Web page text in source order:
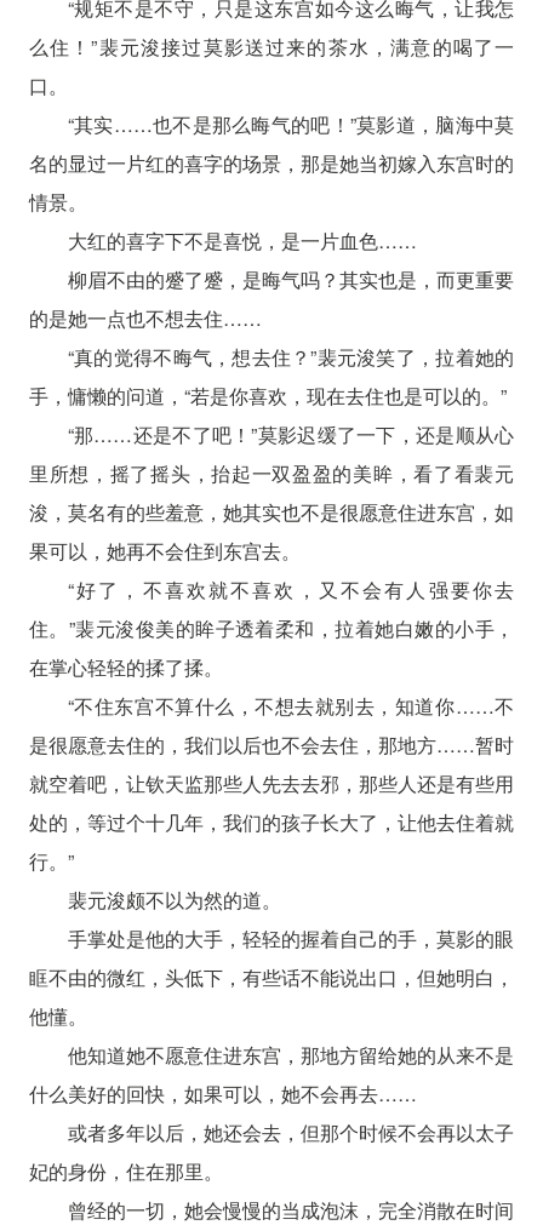
“规矩不是不守，只是这东宫如今这么晦气，让我怎
么住！”裴元浚接过莫影送过来的茶水，满意的喝了一
口。
“其实……也不是那么晦气的吧！”莫影道，脑海中莫
名的显过一片红的喜字的场景，那是她当初嫁入东宫时的
情景。
大红的喜字下不是喜悦，是一片血色……
柳眉不由的蹙了蹙，是晦气吗？其实也是，而更重要
的是她一点也不想去住……
“真的觉得不晦气，想去住？”裴元浚笑了，拉着她的
手，慵懒的问道，“若是你喜欢，现在去住也是可以的。”
“那……还是不了吧！”莫影迟缓了一下，还是顺从心
里所想，摇了摇头，抬起一双盈盈的美眸，看了看裴元
浚，莫名有的些羞意，她其实也不是很愿意住进东宫，如
果可以，她再不会住到东宫去。
“好了，不喜欢就不喜欢，又不会有人强要你去
住。”裴元浚俊美的眸子透着柔和，拉着她白嫩的小手，
在掌心轻轻的揉了揉。
“不住东宫不算什么，不想去就别去，知道你……不
是很愿意去住的，我们以后也不会去住，那地方……暂时
就空着吧，让钦天监那些人先去去邪，那些人还是有些用
处的，等过个十几年，我们的孩子长大了，让他去住着就
行。”
裴元浚颇不以为然的道。
手掌处是他的大手，轻轻的握着自己的手，莫影的眼
眶不由的微红，头低下，有些话不能说出口，但她明白，
他懂。
他知道她不愿意住进东宫，那地方留给她的从来不是
什么美好的回快，如果可以，她不会再去……
或者多年以后，她还会去，但那个时候不会再以太子
妃的身份，住在那里。
曾经的一切，她会慢慢的当成泡沫，完全消散在时间